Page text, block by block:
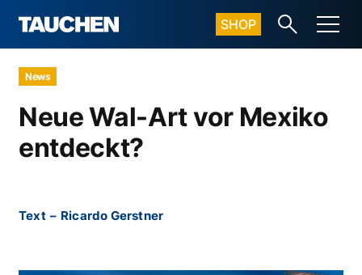
SHOP
News
Neue Wal-Art vor Mexiko
entdeckt?
Text – Ricardo Gerstner